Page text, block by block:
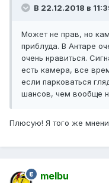
В 22.12.2018 в
Может не прав, но
приблуда. В Антаре
очень нравиться.
есть камера, все
если парковаться
шансов, чем вообще
Плюсую! Я того же
melbu